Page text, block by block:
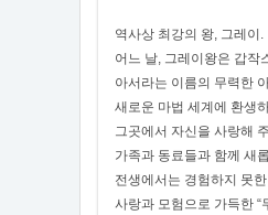
역사상 최강의 왕, 그레이.
어느 날, 그레이왕은 갑작
아서라는 이름의 무력한
새로운 마법 세계에 환생
그곳에서 자신을 사랑해
가족과 동료들과 함께 새
전생에서는 경험하지 못
사랑과 모험으로 가득한 “